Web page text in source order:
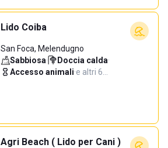
Lido Coiba
San Foca, Melendugno
Sabbiosa· Doccia calda·
Accesso animali·e altri 6…
Agri Beach ( Lido per Cani )